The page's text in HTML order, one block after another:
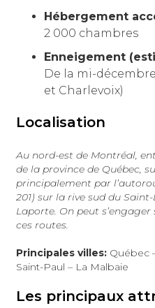
Hébergement
2 000 chambres
Enneigement
De la mi-
et Charlevoix)
Localisation
Au nord-est de Montréal,
de la province de Québec,
principalement par
201) sur la rive sud du
Laporte. On peut
ces routes.
Principales villes: Québec
Saint-Paul – La Malbaie
Les principaux